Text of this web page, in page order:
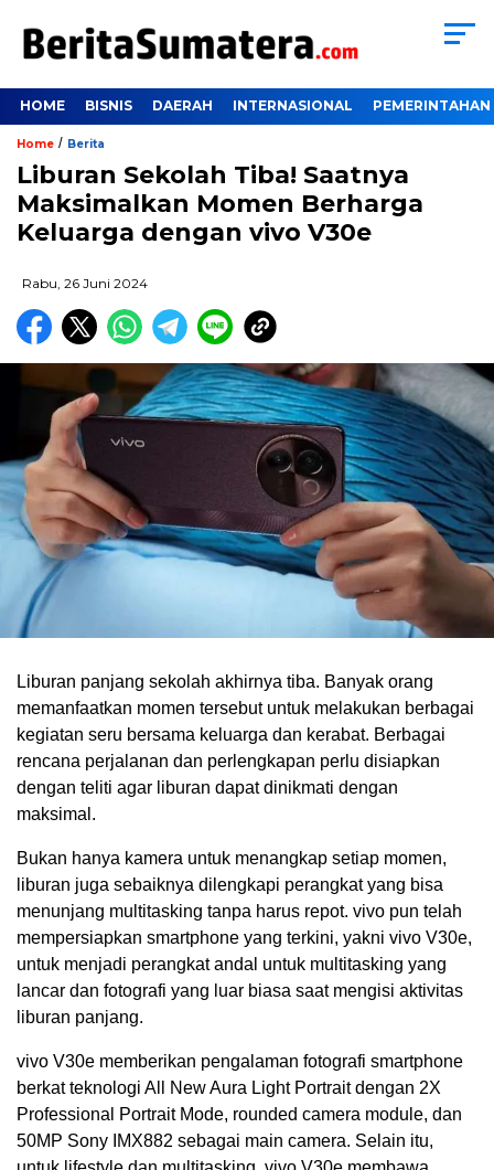
HOME BISNIS DAERAH INTERNASIONAL PEMERINTAHAN
Home / Berita
Liburan Sekolah Tiba! Saatnya
Maksimalkan Momen Berharga
Keluarga dengan vivo V30e
Rabu, 26 Juni 2024
Liburan panjang sekolah akhirnya tiba. Banyak orang
memanfaatkan momen tersebut untuk melakukan berbagai
kegiatan seru bersama keluarga dan kerabat. Berbagai
rencana perjalanan dan perlengkapan perlu disiapkan
dengan teliti agar liburan dapat dinikmati dengan
maksimal.
Bukan hanya kamera untuk menangkap setiap momen,
liburan juga sebaiknya dilengkapi perangkat yang bisa
menunjang multitasking tanpa harus repot. vivo pun telah
mempersiapkan smartphone yang terkini, yakni vivo V30e,
untuk menjadi perangkat andal untuk multitasking yang
lancar dan fotografi yang luar biasa saat mengisi aktivitas
liburan panjang.
vivo V30e memberikan pengalaman fotografi smartphone
berkat teknologi All New Aura Light Portrait dengan 2X
Professional Portrait Mode, rounded camera module, dan
50MP Sony IMX882 sebagai main camera. Selain itu,